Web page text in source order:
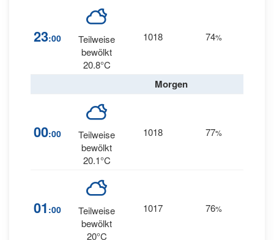
23:00
Teilweise
bewölkt
20.8°C
1018 74%
Morgen
00:00
Teilweise
bewölkt
20.1°C
1018 77%
01 :00
Teilweise
bewölkt
20°C
1017 76%